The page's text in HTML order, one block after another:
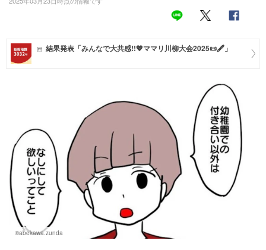
マネー
トレンド・イベント
結果発表「みんなで大共感!!💖ママリ川柳大会2025📜🖋️」
©abekawa.zunda